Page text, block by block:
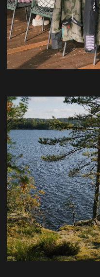
Политика конфиденциальности
Контакты
Партнерство
Проекты